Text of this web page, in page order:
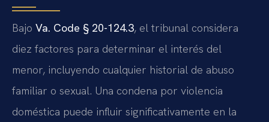
Bajo Va. Code § 20-124.3, el tribunal considera
diez factores para determinar el interés del
menor, incluyendo cualquier historial de abuso
familiar o sexual. Una condena por violencia
doméstica puede influir significativamente en la